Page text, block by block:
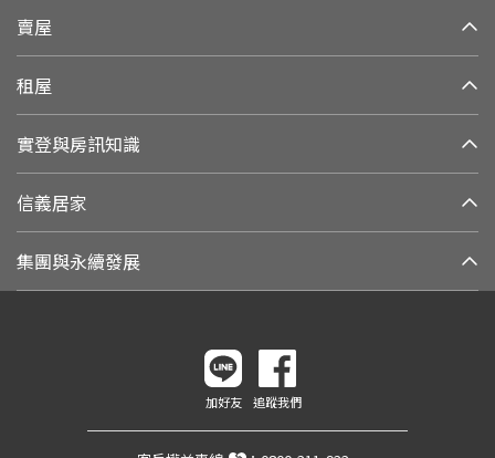
賣屋
租屋
實登與房訊知識
信義居家
集團與永續發展
加好友 追蹤我們